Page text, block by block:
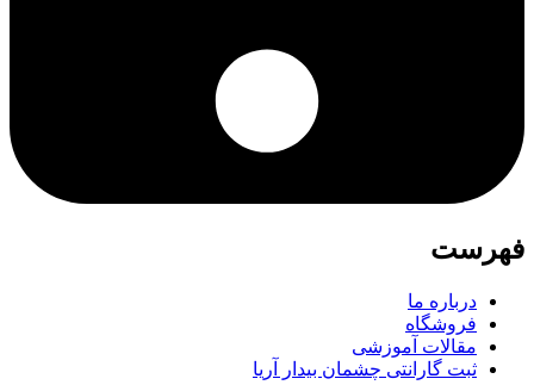
فهرست
درباره ما
فروشگاه
مقالات آموزشی
ثبت گارانتی چشمان بیدار آریا